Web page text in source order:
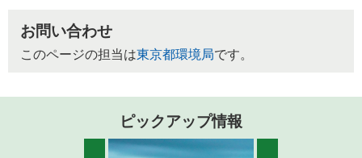
お問い合わせ
このページの担当は東京都環境局です。
ピックアップ情報